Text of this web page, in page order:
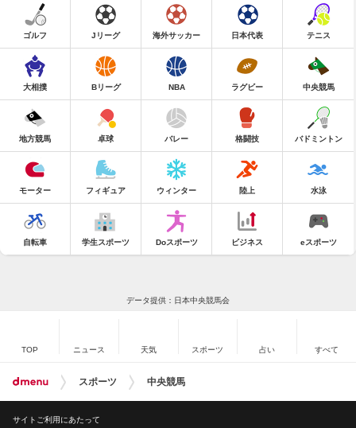
ゴルフ Jリーグ 海外サッカー 日本代表 テニス
大相撲 Bリーグ NBA ラグビー 中央競馬
地方競馬 卓球 バレー 格闘技 バドミントン
モーター フィギュア ウィンター 陸上 水泳
自転車 学生スポーツ Doスポーツ ビジネス eスポーツ
データ提供：日本中央競馬会
TOP ニュース 天気 スポーツ 占い すべて
スポーツ 中央競馬
サイトご利用にあたって